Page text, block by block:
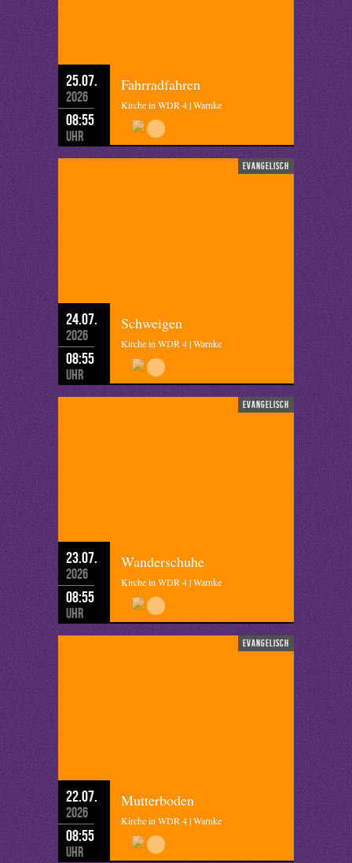
25.07.
2026
08:55
Uhr
Fahrradfahren
Kirche in WDR 4 | Warnke
evangelisch
24.07.
2026
08:55
Uhr
Schweigen
Kirche in WDR 4 | Warnke
evangelisch
23.07.
2026
08:55
Uhr
Wanderschuhe
Kirche in WDR 4 | Warnke
evangelisch
22.07.
2026
08:55
Uhr
Mutterboden
Kirche in WDR 4 | Warnke